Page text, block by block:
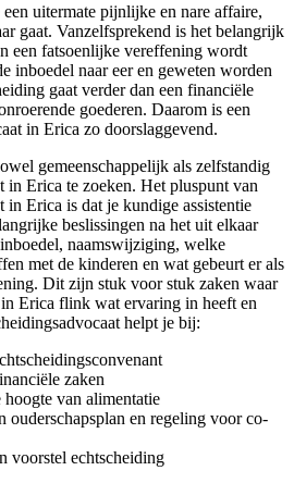
uitermate pijnlijke en nare affaire,
gaat. Vanzelfsprekend is het belangrijk
een fatsoenlijke vereffening wordt
inboedel naar eer en geweten worden
gaat verder dan een financiële
goederen. Daarom is een
in Erica zo doorslaggevend.
gemeenschappelijk als zelfstandig
in Erica te zoeken. Het pluspunt van
in Erica is dat je kundige assistentie
beslissingen na het uit elkaar
naamswijziging, welke
met de kinderen en wat gebeurt er als
Dit zijn stuk voor stuk zaken waar
Erica flink wat ervaring in heeft en
helpt je bij:
zaken
van alimentatie
ouderschapsplan en regeling voor co-
voorstel echtscheiding